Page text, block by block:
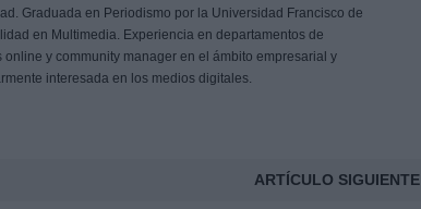
Graduada en Periodismo por la Universidad Francisco de
en Multimedia. Experiencia en departamentos de
online y community manager en el ámbito empresarial y
interesada en los medios digitales.
ARTÍCULO SIGUIENTE